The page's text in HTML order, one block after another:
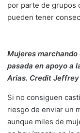
por parte de grupos
pueden tener
Mujeres marchando
pasada en apoyo a
Arias. Credit Jeffrey
Si no consiguen
riesgo de enviar un
aunque miles de